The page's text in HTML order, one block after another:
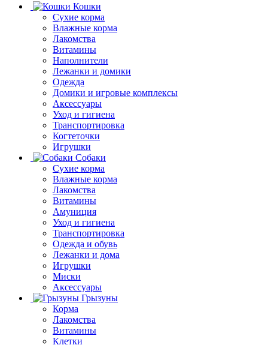
Кошки
Сухие корма
Влажные корма
Лакомства
Витамины
Наполнители
Лежанки и домики
Одежда
Домики и игровые комплексы
Аксессуары
Уход и гигиена
Транспортировка
Когтеточки
Игрушки
Собаки
Сухие корма
Влажные корма
Лакомства
Витамины
Амуниция
Уход и гигиена
Транспортировка
Одежда и обувь
Лежанки и дома
Игрушки
Миски
Аксессуары
Грызуны
Корма
Лакомства
Витамины
Клетки